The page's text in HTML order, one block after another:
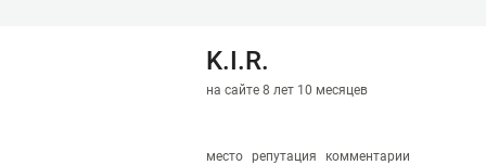
K.I.R.
на сайте 8 лет 10 месяцев
место репутация комментарии